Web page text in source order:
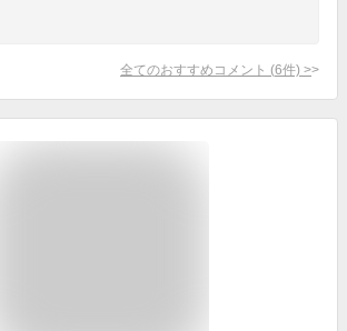
全てのおすすめコメント (6件) >